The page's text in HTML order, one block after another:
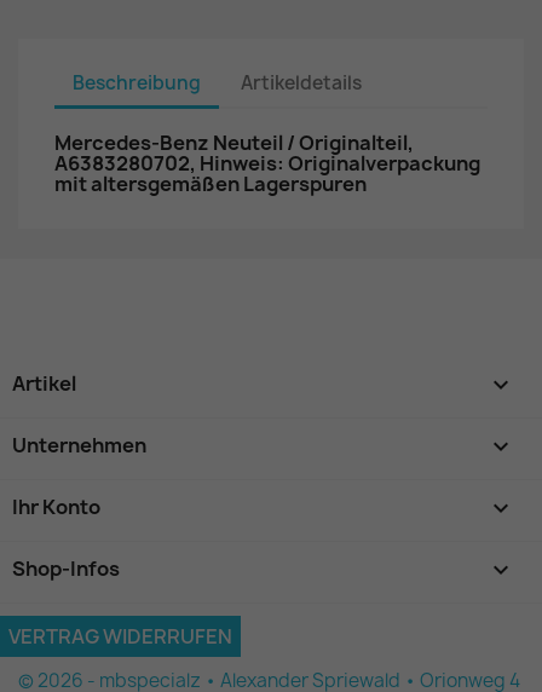
Beschreibung Artikeldetails
Mercedes-Benz Neuteil / Originalteil,
A6383280702, Hinweis: Originalverpackung
mit altersgemäßen Lagerspuren
Artikel 
Unternehmen 
Ihr Konto 
Shop-Infos keyboard_arrow_down
VERTRAG WIDERRUFEN
© 2026 - mbspecialz • Alexander Spriewald • Orionweg 4